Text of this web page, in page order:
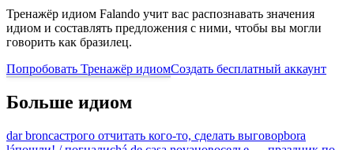
Тренажёр идиом Falando учит вас распознавать значения
идиом и составлять предложения с ними, чтобы вы могли
говорить как бразилец.
Попробовать Тренажёр идиомСоздать бесплатный аккаунт
Больше идиом
dar broncaстрого отчитать кого-то, сделать выговорbora